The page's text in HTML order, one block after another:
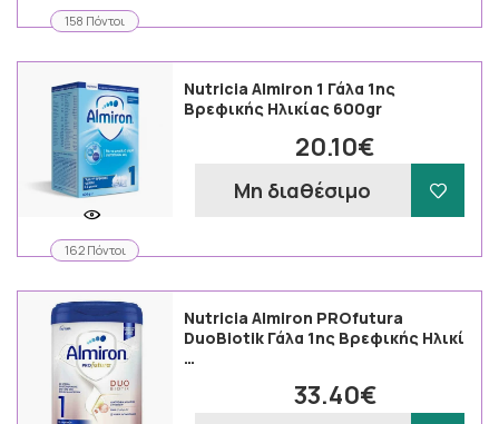
158 Πόντοι
162 Πόντοι
Nutricia Almiron 1 Γάλα 1ης
Βρεφικής Ηλικίας 600gr
20.10€
Μη διαθέσιμο
Nutricia Almiron PROfutura
DuoBiotik Γάλα 1ης Βρεφικής Ηλικί
…
33.40€